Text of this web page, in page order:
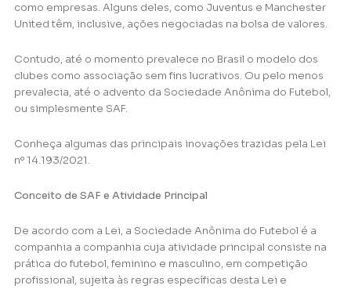
como empresas. Alguns deles, como Juventus e Manchester
United têm, inclusive, ações negociadas na bolsa de valores.
Contudo, até o momento prevalece no Brasil o modelo dos
clubes como associação sem fins lucrativos. Ou pelo menos
prevalecia, até o advento da Sociedade Anônima do Futebol,
ou simplesmente SAF.
Conheça algumas das principais inovações trazidas pela Lei
nº 14.193/2021.
Conceito de SAF e Atividade Principal
De acordo com a Lei, a Sociedade Anônima do Futebol é a
companhia a companhia cuja atividade principal consiste na
prática do futebol, feminino e masculino, em competição
profissional, sujeita às regras específicas desta Lei e